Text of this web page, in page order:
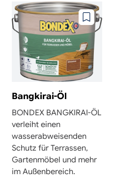
Zu
hinzufügen
Bangkirai-Öl
BONDEX BANGKIRAI-ÖL
verleiht einen
wasserabweisenden
Schutz für Terrassen,
Gartenmöbel und mehr
im Außenbereich.